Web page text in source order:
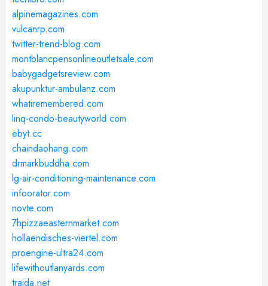
alpinemagazines.com
vulcanrp.com
twitter-trend-blog.com
montblancpensonlineoutletsale.com
babygadgetsreview.com
akupunktur-ambulanz.com
whatiremembered.com
linq-condo-beautyworld.com
ebyt.cc
chaindaohang.com
drmarkbuddha.com
lg-air-conditioning-maintenance.com
infoorator.com
novte.com
7hpizzaeasternmarket.com
hollaendisches-viertel.com
proengine-ultra24.com
lifewithoutlanyards.com
traida.net